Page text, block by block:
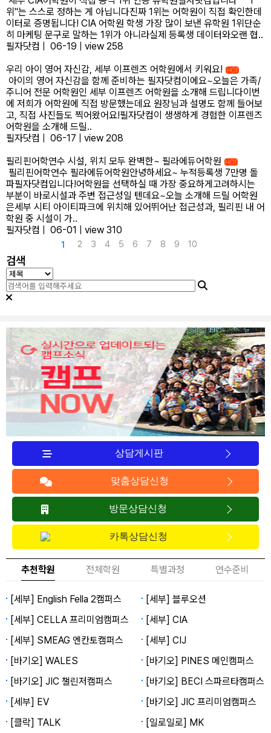
위"는 스스로 정하는 게 아닙니다진짜 1위는 어학원이 직접 확인한데
이터로 증명됩니다! CIA 어학원 학생 가장 많이 보낸 유학원 1위단순
히 마케팅 문구로 말하는 1위가 아니라실제 등록생 데이터와오랜 협..
필자닷컴
06-19
view 258
우리 아이 영어 자신감, 세부 이프렌즈 어학원에서 키워요!
HOT
아이의 영어 자신감을 함께 준비하는 필자닷컴이에요~오늘은 가족/
주니어 전문 어학원인 세부 이프렌즈 어학원을 소개해 드립니다이번
에 저희가 어학원에 직접 방문했는데요 원장님과 설명도 함께 들어보
고, 직접 사진들도 찍어왔어요!필자닷컴이 생생하게 경험한 이프렌즈
어학원을 소개해 드릴..
필자닷컴
06-17
view 208
필리핀어학연수 시설, 위치 모두 완벽한~ 필라에듀어학원
HOT
필리핀어학연수 필라에듀어학원안녕하세요~ 누적등록생 7만명 돌
파필자닷컴입니다!어학원을 선택하실 때 가장 중요하게고려하시는
부분이 바로시설과 주변 접근성일 텐데요~오늘 소개해 드릴 어학원
은세부 시티 아이티파크에 위치해 있어뛰어난 접근성과, 필리핀 내 어
학원 중 시설이 가..
필자닷컴
06-01 view 310
1 2 3 4 5 6 7 8 9 10
검색
상담게시판
맞춤상담신청
방문상담신청
카톡상담신청
추천학원 전체학원 특별과정 연수준비
[세부] English Fella 2캠퍼스
[세부] 블루오션
[세부] CELLA 프리미엄캠퍼스
[세부] CIA
[세부] SMEAG 엔칸토캠퍼스
[세부] CIJ
[바기오] WALES
[바기오] PINES 메인캠퍼스
[바기오] JIC 챌린저캠퍼스
[바기오] BECI 스파르타캠퍼스
[세부] EV
[바기오] JIC 프리미엄캠퍼스
[클락] TALK
[일로일로] MK